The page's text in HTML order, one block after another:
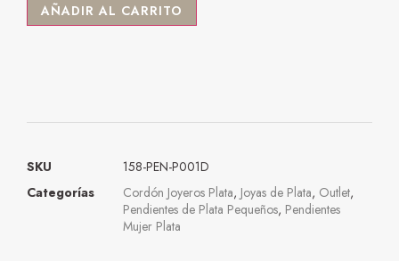
AÑADIR AL CARRITO
SKU
158-PEN-P001D
Categorías
Cordón Joyeros Plata, Joyas de Plata, Outlet,
Pendientes de Plata Pequeños, Pendientes
Mujer Plata